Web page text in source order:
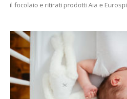
il focolaio e ritirati prodotti Aia e